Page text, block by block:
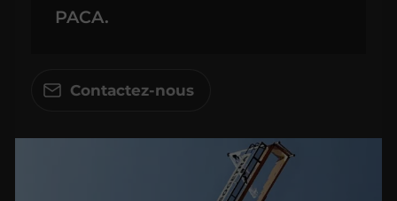
PACA.
Contactez-nous